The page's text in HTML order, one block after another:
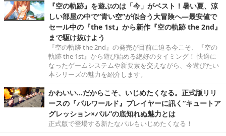
『空の軌跡』を遊ぶのは「今」がベスト！暑い夏、涼
しい部屋の中で“青い空”が似合う大冒険へ―最安値で
セール中の『the 1st』から新作『空の軌跡 the 2nd』
まで駆け抜けよう
『空の軌跡 the 2nd』の発売が目前に迫る今こそ、『空の
軌跡 the 1st』から遊び始める絶好のタイミング！ 快適に
なったゲームシステムや新要素を交えながら、今遊びたい
本シリーズの魅力を紹介します。
かわいい…だからこそ、いじめたくなる。正式版リリ
ースの『パルワールド』プレイヤーに訊く“キュートア
グレッション×パル”の底知れぬ魅力とは
正式版で登場する新たなパルもいじめたくなる！